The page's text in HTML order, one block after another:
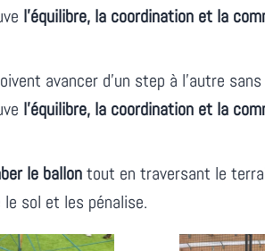
l’équilibre, la coordination et la
avancer d’un step à l’autre
l’équilibre, la coordination et la
le ballontout en traversant le
sol et les pénalise.